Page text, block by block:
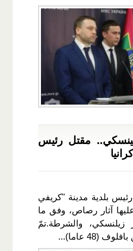
مقتل رئيس
بلدية مدينة "كريفي
آثار رصاص، وفق ما
زيلنسكي، والشرطة.تمّ
(48 عاما)...